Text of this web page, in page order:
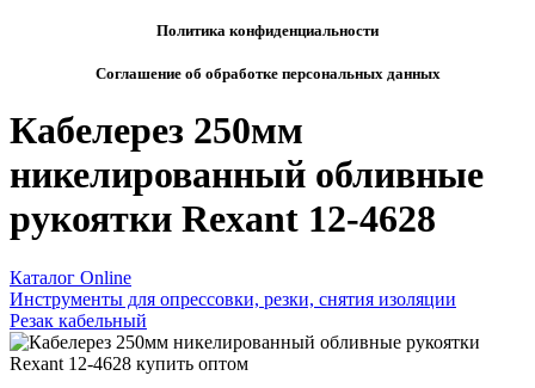
Политика конфиденциальности
Соглашение об обработке персональных данных
Кабелерез 250мм
никелированный обливные
рукоятки Rexant 12-4628
Каталог Online
Инструменты для опрессовки, резки, снятия изоляции
Резак кабельный